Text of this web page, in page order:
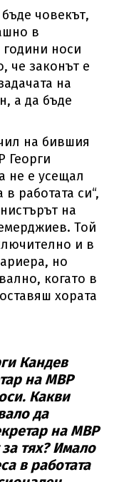
човекът,
в
години носи
че законът е
на
а да бъде
на бившия
Георги
не е усещал
работата си“,
на
Той
и в
но
когато в
хората
Кандев
на МВР
Какви
да
на МВР
тях? Имало
в работата